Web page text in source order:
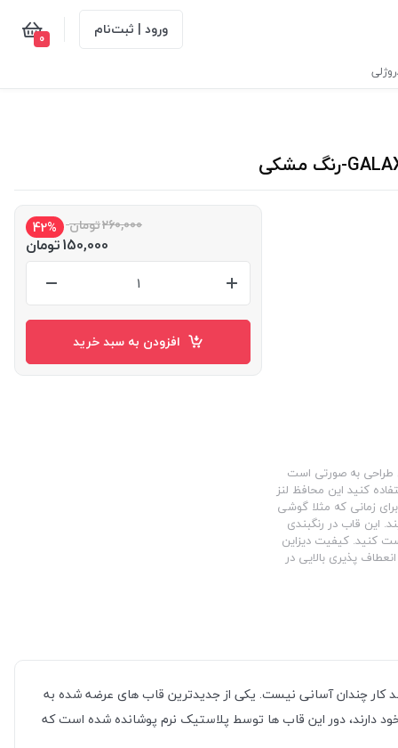
ورود | ثبت‌نام 0
طراحی به صورتی است
کنید این محافظ لنز
زمانی که مثلا گوشی
این قاب در رنگبندی
کنید. کیفیت دیزاین
پذیری بالایی در
260,000تومان 42%
150,000تومان
افزودن به سبد خرید
کار چندان آسانی نیست. یکی از جدیدترین قاب های عرضه شده به
دارند، دور این قاب ها توسط پلاستیک نرم پوشانده شده است که